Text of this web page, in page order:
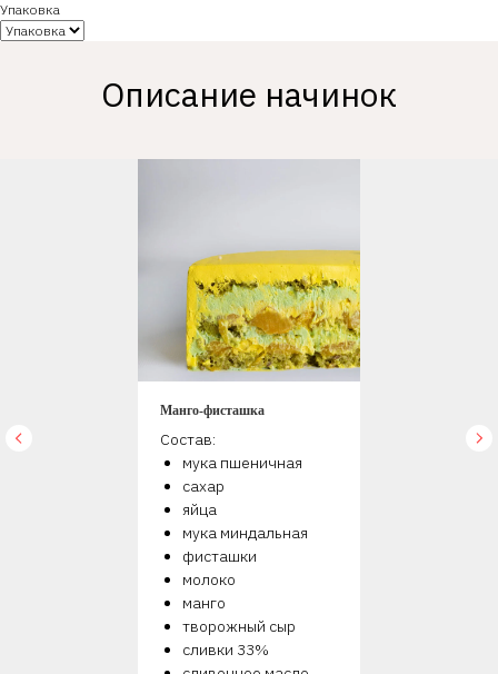
Упаковка
Описание начинок
Манго-фисташка
Состав:
мука пшеничная
сахар
яйца
мука миндальная
фисташки
молоко
манго
творожный сыр
сливки 33%